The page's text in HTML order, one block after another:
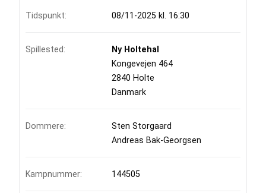
Tidspunkt: 08/11-2025 kl. 16:30
Spillested:
Ny Holtehal
Kongevejen 464
2840 Holte
Danmark
Dommere:
Sten Storgaard
Andreas Bak-Georgsen
Kampnummer: 144505